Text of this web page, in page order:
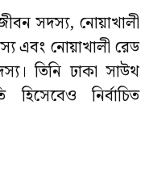
সদস্য, নোয়াখালী
এবং নোয়াখালী রেড
তিনি ঢাকা সাউথ
নির্বাচিত